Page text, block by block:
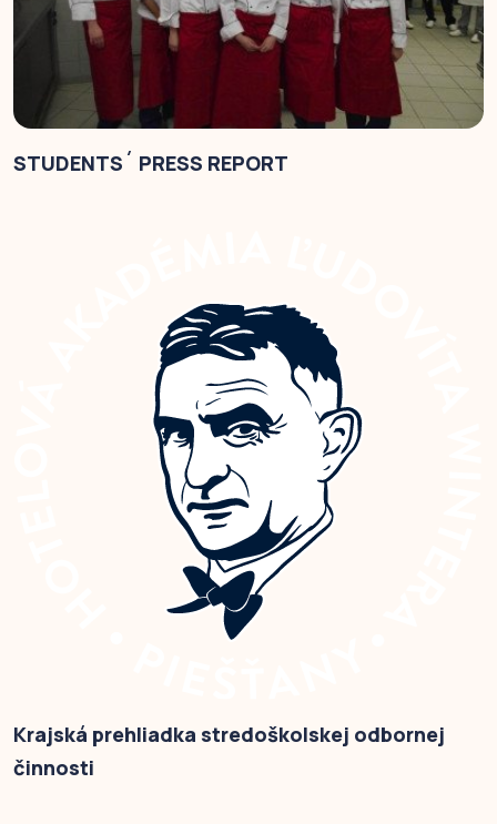
STUDENTS´ PRESS REPORT
Krajská prehliadka stredoškolskej odbornej
činnosti